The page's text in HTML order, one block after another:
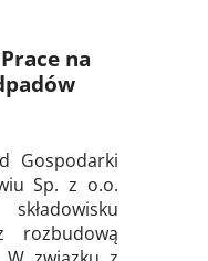
na
Gospodarki
Sp. z o.o.
rozbudową